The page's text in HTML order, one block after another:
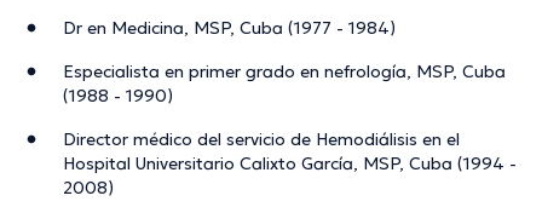
Dr en Medicina, MSP, Cuba (1977 - 1984)
Especialista en primer grado en nefrología, MSP, Cuba
(1988 - 1990)
Director médico del servicio de Hemodiálisis en el
Hospital Universitario Calixto García, MSP, Cuba (1994 -
2008)